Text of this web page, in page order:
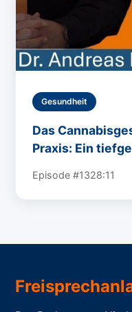
Gesundheit
Das
Praxis: Ein
Episode #1328:11